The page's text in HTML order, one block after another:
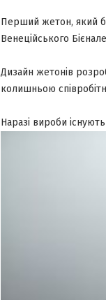
Перший жетон, який
Венеційського
Дизайн жетонів
колишньою
Наразі вироби